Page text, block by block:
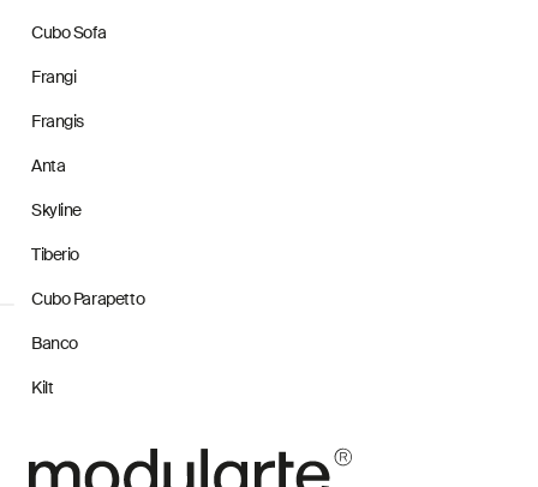
Cubo Sofa
Frangi
Frangis
Anta
Skyline
Tiberio
Cubo Parapetto
Banco
Kilt